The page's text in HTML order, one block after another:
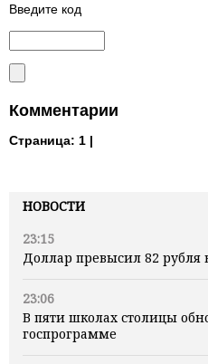
НОВОСТИ
23:15
Доллар превысил 82 рубля
23:06
В пяти школах столицы
госпрограмме
Введите код
Комментарии
Страница: 1 |